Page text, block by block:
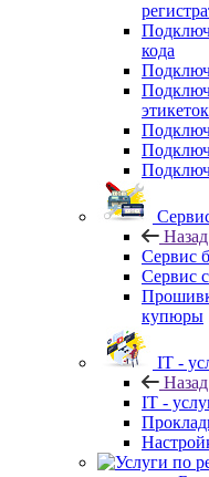
кода
этикеток
Назад
Сервис
Сервис
купюры
IT -
Назад
IT -